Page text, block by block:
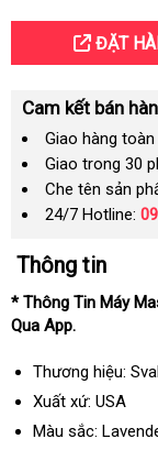
ĐẶT
Cam kết bán
Giao hàng
Giao trong 30
Che tên sản
24/7 Hotline:
Thông tin
* Thông Tin Máy
Qua App.
Thương hiệu:
Xuất xứ: USA
Màu sắc: